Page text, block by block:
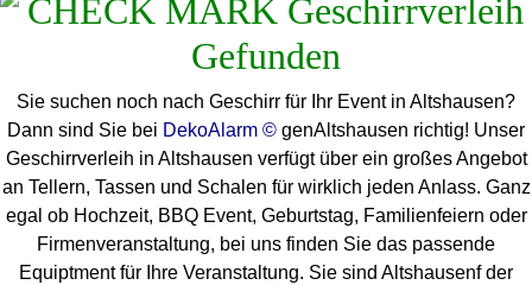
Sie suchen noch nach Geschirr für Ihr Event in Altshausen?
Dann sind Sie bei DekoAlarm © genAltshausen richtig! Unser
Geschirrverleih in Altshausen verfügt über ein großes Angebot
an Tellern, Tassen und Schalen für wirklich jeden Anlass. Ganz
egal ob Hochzeit, BBQ Event, Geburtstag, Familienfeiern oder
Firmenveranstaltung, bei uns finden Sie das passende
Equiptment für Ihre Veranstaltung. Sie sind Altshausenf der